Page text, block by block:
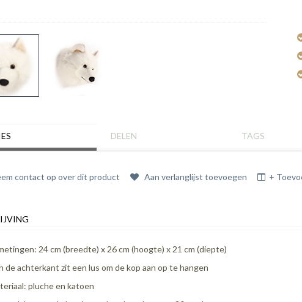
DELEN TAGS
contact op over dit product Aan verlanglijst toevoegen +
24 cm (breedte) x 26 cm (hoogte) x 21 cm (diepte)
de achterkant zit een lus om de kop aan op te hangen
pluche en katoen